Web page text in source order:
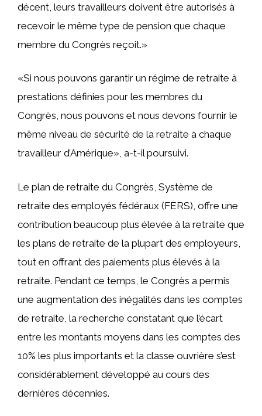
décent, leurs travailleurs doivent être autorisés à
recevoir le même type de pension que chaque
membre du Congrès reçoit.»
«Si nous pouvons garantir un régime de retraite à
prestations définies pour les membres du
Congrès, nous pouvons et nous devons fournir le
même niveau de sécurité de la retraite à chaque
travailleur d’Amérique», a-t-il poursuivi.
Le plan de retraite du Congrès, Système de
retraite des employés fédéraux (FERS), offre une
contribution beaucoup plus élevée à la retraite que
les plans de retraite de la plupart des employeurs,
tout en offrant des paiements plus élevés à la
retraite. Pendant ce temps, le Congrès a permis
une augmentation des inégalités dans les comptes
de retraite, la recherche constatant que l’écart
entre les montants moyens dans les comptes des
10% les plus importants et la classe ouvrière s’est
considérablement développé au cours des
dernières décennies.